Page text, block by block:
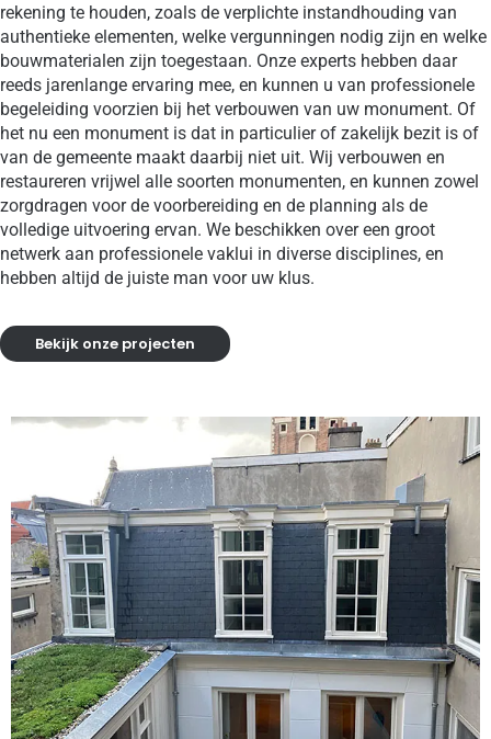
rekening te houden, zoals de verplichte instandhouding van
authentieke elementen, welke vergunningen nodig zijn en welke
bouwmaterialen zijn toegestaan. Onze experts hebben daar
reeds jarenlange ervaring mee, en kunnen u van professionele
begeleiding voorzien bij het verbouwen van uw monument. Of
het nu een monument is dat in particulier of zakelijk bezit is of
van de gemeente maakt daarbij niet uit. Wij verbouwen en
restaureren vrijwel alle soorten monumenten, en kunnen zowel
zorgdragen voor de voorbereiding en de planning als de
volledige uitvoering ervan. We beschikken over een groot
netwerk aan professionele vaklui in diverse disciplines, en
hebben altijd de juiste man voor uw klus.
Bekijk onze projecten